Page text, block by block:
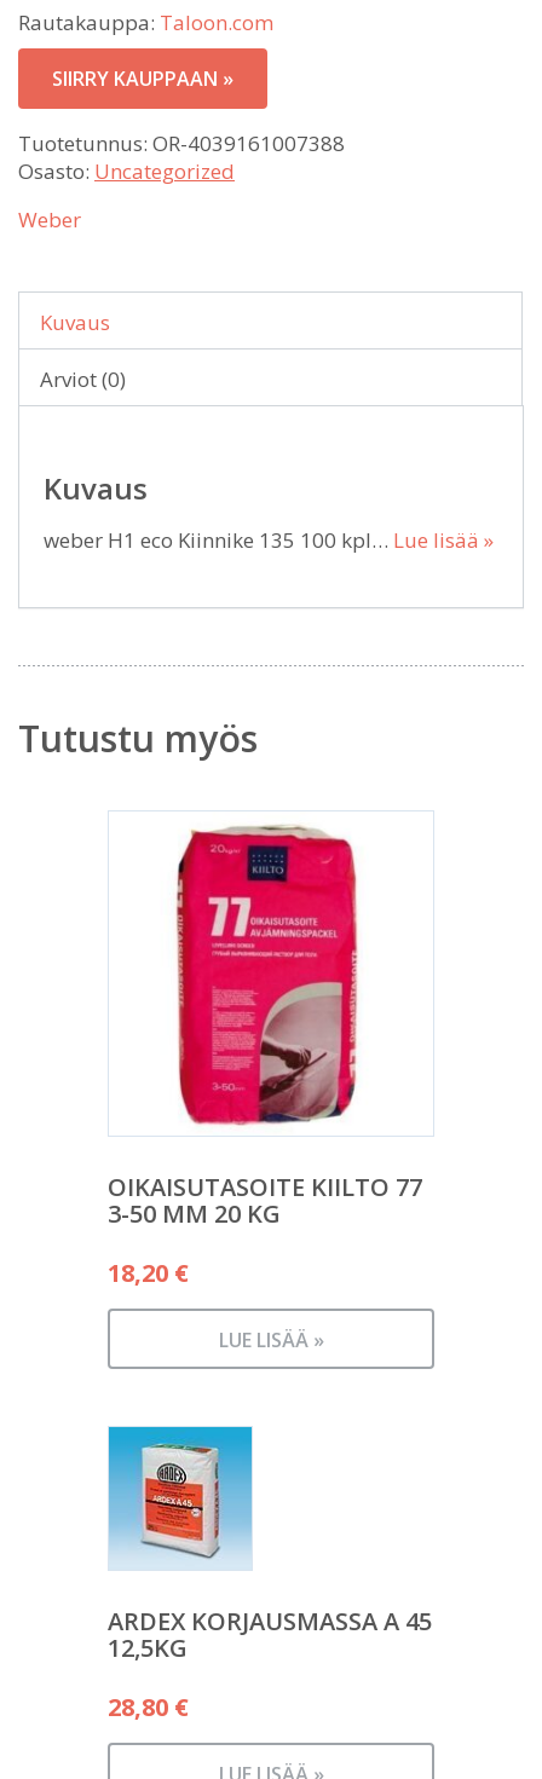
Rautakauppa: Taloon.com
SIIRRY KAUPPAAN »
Tuotetunnus: OR-4039161007388
Osasto: Uncategorized
Weber
Kuvaus
Arviot (0)
Kuvaus
weber H1 eco Kiinnike 135 100 kpl… Lue lisää »
Tutustu myös
OIKAISUTASOITE KIILTO 77
3-50 MM 20 KG
18,20 €
LUE LISÄÄ »
ARDEX KORJAUSMASSA A 45
12,5KG
28,80 €